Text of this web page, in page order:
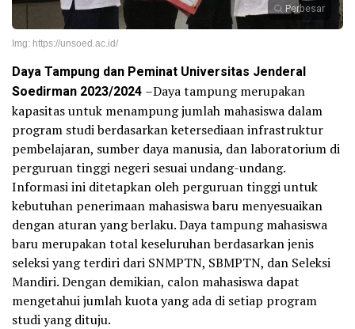
Perbesar
Img: https://unsoed.ac.id/
Daya Tampung dan Peminat Universitas Jenderal
Soedirman 2023/2024 –Daya tampung merupakan
kapasitas untuk menampung jumlah mahasiswa dalam
program studi berdasarkan ketersediaan infrastruktur
pembelajaran, sumber daya manusia, dan laboratorium di
perguruan tinggi negeri sesuai undang-undang.
Informasi ini ditetapkan oleh perguruan tinggi untuk
kebutuhan penerimaan mahasiswa baru menyesuaikan
dengan aturan yang berlaku. Daya tampung mahasiswa
baru merupakan total keseluruhan berdasarkan jenis
seleksi yang terdiri dari SNMPTN, SBMPTN, dan Seleksi
Mandiri. Dengan demikian, calon mahasiswa dapat
mengetahui jumlah kuota yang ada di setiap program
studi yang dituju.